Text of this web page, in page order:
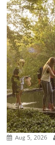
Aug 5, 2026